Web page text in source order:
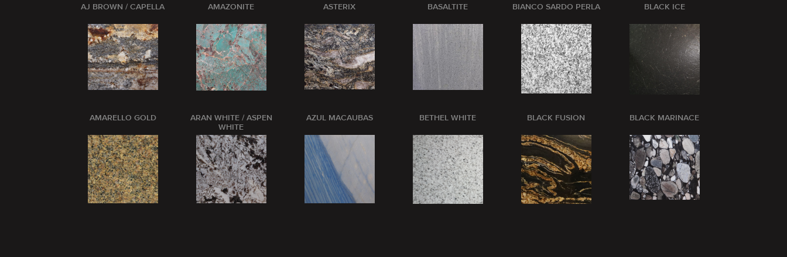
AJ BROWN / CAPELLA
AMARELLO GOLD
AMAZONITE
ARAN WHITE / ASPEN
WHITE
ASTERIX
AZUL MACAUBAS
BASALTITE
BETHEL WHITE
BIANCO SARDO PERLA
BLACK FUSION
BLACK ICE
BLACK MARINACE